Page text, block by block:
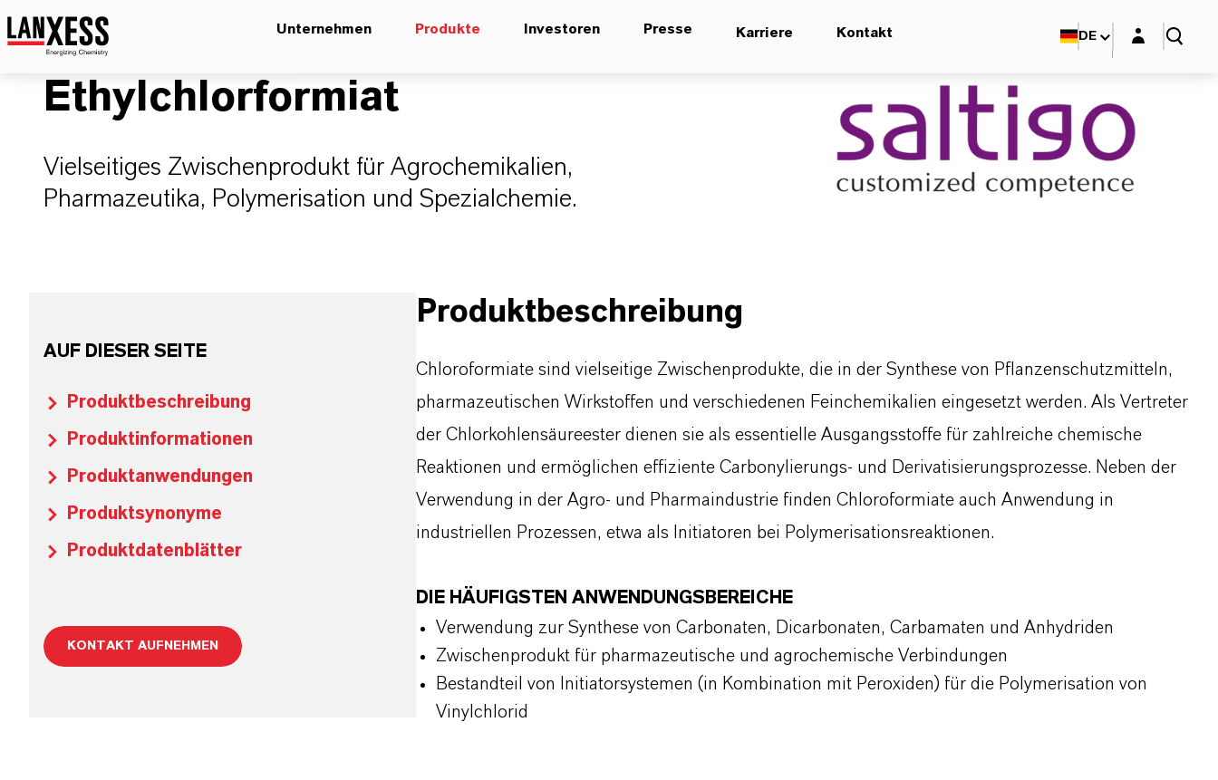
Unternehmen Produkte Investoren Presse Karriere Kontakt DE Login-Maske
Ethylchlorformiat
Vielseitiges Zwischenprodukt für Agrochemikalien,
Pharmazeutika, Polymerisation und Spezialchemie.
AUF DIESER SEITE
Produktbeschreibung
Produktinformationen
Produktanwendungen
Produktsynonyme
Produktdatenblätter
KONTAKT AUFNEHMEN
Produktbeschreibung
Chloroformiate sind vielseitige Zwischenprodukte, die in der Synthese von Pflanzenschutzmitteln,
pharmazeutischen Wirkstoffen und verschiedenen Feinchemikalien eingesetzt werden. Als Vertreter
der Chlorkohlensäureester dienen sie als essentielle Ausgangsstoffe für zahlreiche chemische
Reaktionen und ermöglichen effiziente Carbonylierungs- und Derivatisierungsprozesse. Neben der
Verwendung in der Agro- und Pharmaindustrie finden Chloroformiate auch Anwendung in
industriellen Prozessen, etwa als Initiatoren bei Polymerisationsreaktionen.
DIE HÄUFIGSTEN ANWENDUNGSBEREICHE
Verwendung zur Synthese von Carbonaten, Dicarbonaten, Carbamaten und Anhydriden
Zwischenprodukt für pharmazeutische und agrochemische Verbindungen
Bestandteil von
Initiatorsystemen (in Kombination mit Peroxiden) für die Polymerisation von
Vinylchlorid